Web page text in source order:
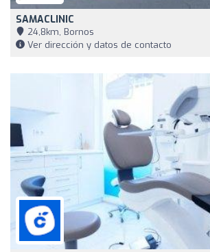
SAMACLINIC
24,8km, Bornos
Ver dirección y datos de contacto